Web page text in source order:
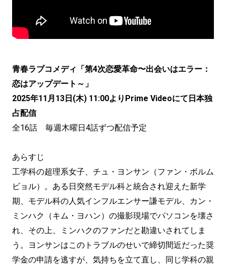
青春ラブコメディ「第4次恋愛革命〜出会いはエラー：
恋はアップデート～」
2025年11月13日(木) 11:00よりPrime Videoにて日本独
占配信
全16話 毎週木曜日4話ずつ配信予定
あらすじ
工学科の超理系女子、チュ・ヨンサン（ファン・ボルム
ビョル）。ある日突然モデル科と統合され迎えた新学
期、モデル科の人気インフルエンサー謙モデル、カン・
ミンハク（キム・ヨハン）の撮影現場でパソコンを壊さ
れ、その上、ミンハクのファンだと勘違いされてしま
う。ヨンサンはこのトラブルのせいで締切間近だった奨
学金の申請を逃すが、気持ちを立て直し、同じ学科の親